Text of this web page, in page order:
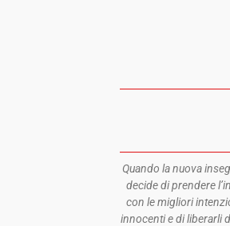
Quando la nuova
decide di prendere
con le migliori
innocenti e di liberarli